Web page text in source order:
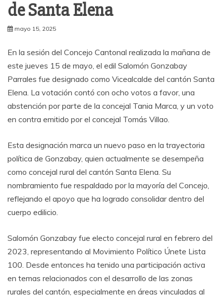
de Santa Elena
mayo 15, 2025
En la sesión del Concejo Cantonal realizada la mañana de
este jueves 15 de mayo, el edil Salomón Gonzabay
Parrales fue designado como Vicealcalde del cantón Santa
Elena. La votación contó con ocho votos a favor, una
abstención por parte de la concejal Tania Marca, y un voto
en contra emitido por el concejal Tomás Villao.
Esta designación marca un nuevo paso en la trayectoria
política de Gonzabay, quien actualmente se desempeña
como concejal rural del cantón Santa Elena. Su
nombramiento fue respaldado por la mayoría del Concejo,
reflejando el apoyo que ha logrado consolidar dentro del
cuerpo edilicio.
Salomón Gonzabay fue electo concejal rural en febrero del
2023, representando al Movimiento Político Únete Lista
100. Desde entonces ha tenido una participación activa
en temas relacionados con el desarrollo de las zonas
rurales del cantón, especialmente en áreas vinculadas al